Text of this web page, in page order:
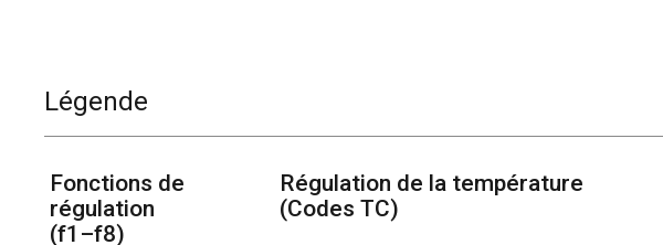
Légende
Fonctions de
régulation
(f1–f8)
Régulation de la température
(Codes TC)